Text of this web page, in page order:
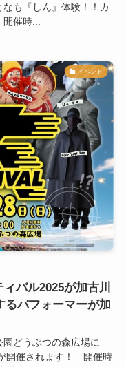
も『しん』体験！！カ
催時...
イベント
バル2025が加古川
パフォーマーが加
どうぶつの森広場に
開催されます！ 開催時